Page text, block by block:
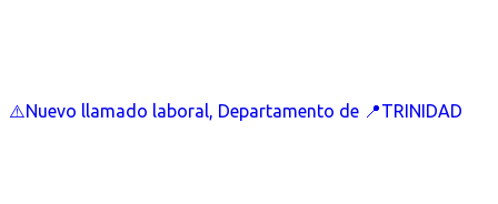
⚠️Nuevo llamado laboral, Departamento de 📍TRINIDAD